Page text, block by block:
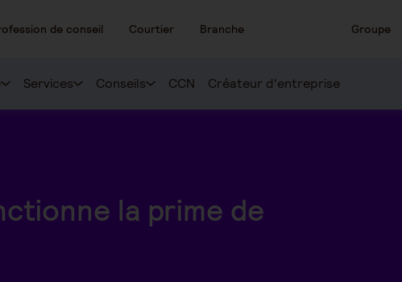
de conseil Courtier Branche Groupe
Services Conseils CCN Créateur d'entreprise
la prime de